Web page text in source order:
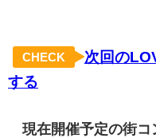
CHECK
次回の
する
現在開催予定の街コ